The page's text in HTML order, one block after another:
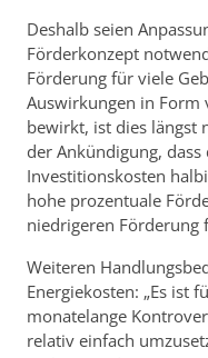
Deshalb seien
Förderkonzept
Förderung für viele
Auswirkungen in Form
bewirkt, ist dies längst
der Ankündigung,
Investitionskosten
hohe prozentuale
niedrigeren Förderung
Weiteren
Energiekosten: „Es ist
monatelange
relativ einfach